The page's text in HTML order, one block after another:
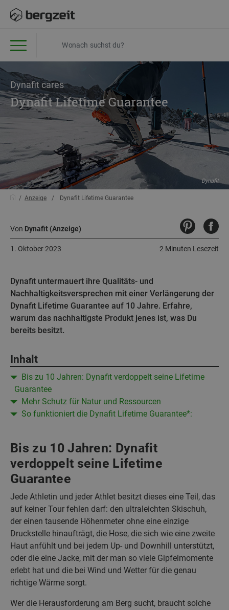
Dynafit cares
Dynafit Lifetime Guarantee
Dynafit
Anzeige Dynafit Lifetime Guarantee
Von Dynafit (Anzeige)
2 Minuten Lesezeit
1. Oktober 2023
Dynafit untermauert ihre Qualitäts- und
Nachhaltigkeitsversprechen mit einer Verlängerung der
Dynafit Lifetime Guarantee auf 10 Jahre. Erfahre,
warum das nachhaltigste Produkt jenes ist, was Du
bereits besitzt.
Inhalt
Bis zu 10 Jahren: Dynafit verdoppelt seine Lifetime
Guarantee
Mehr Schutz für Natur und Ressourcen
So funktioniert die Dynafit Lifetime Guarantee*:
Bis zu 10 Jahren: Dynafit
verdoppelt seine Lifetime
Guarantee
Jede Athletin und jeder Athlet besitzt dieses eine Teil, das
auf keiner Tour fehlen darf: den ultraleichten Skischuh,
der einen tausende Höhenmeter ohne eine einzige
Druckstelle hinaufträgt, die Hose, die sich wie eine zweite
Haut anfühlt und bei jedem Up- und Downhill unterstützt,
oder die eine Jacke, mit der man so viele Gipfelmomente
erlebt hat und die bei Wind und Wetter für die genau
richtige Wärme sorgt.
Wer die Herausforderung am Berg sucht, braucht solche